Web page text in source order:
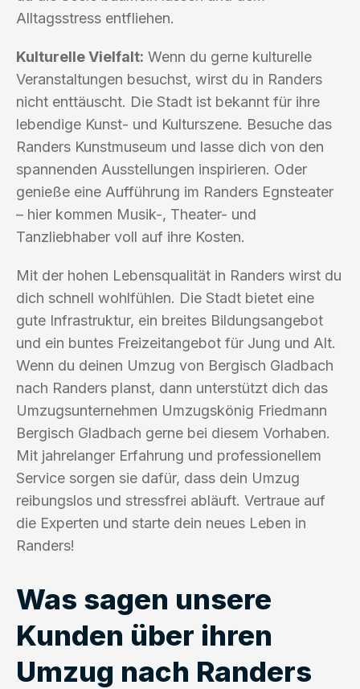
Alltagsstress entfliehen.
Kulturelle Vielfalt: Wenn du gerne kulturelle
Veranstaltungen besuchst, wirst du in Randers
nicht enttäuscht. Die Stadt ist bekannt für ihre
lebendige Kunst- und Kulturszene. Besuche das
Randers Kunstmuseum und lasse dich von den
spannenden Ausstellungen inspirieren. Oder
genieße eine Aufführung im Randers Egnsteater
– hier kommen Musik-, Theater- und
Tanzliebhaber voll auf ihre Kosten.
Mit der hohen Lebensqualität in Randers wirst du
dich schnell wohlfühlen. Die Stadt bietet eine
gute Infrastruktur, ein breites Bildungsangebot
und ein buntes Freizeitangebot für Jung und Alt.
Wenn du deinen Umzug von Bergisch Gladbach
nach Randers planst, dann unterstützt dich das
Umzugsunternehmen Umzugskönig Friedmann
Bergisch Gladbach gerne bei diesem Vorhaben.
Mit jahrelanger Erfahrung und professionellem
Service sorgen sie dafür, dass dein Umzug
reibungslos und stressfrei abläuft. Vertraue auf
die Experten und starte dein neues Leben in
Randers!
Was sagen unsere
Kunden über ihren
Umzug nach Randers